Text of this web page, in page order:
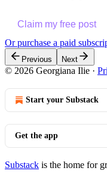
Claim my free post
Or purchase a paid
Previous Next
© 2026 Georgiana Ilie ·
Start your Substack
Get the app
Substack is the home for